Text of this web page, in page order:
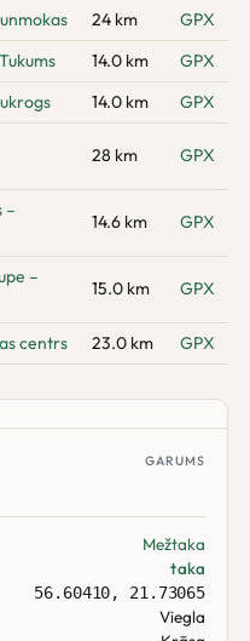
24 km
GPX
14.0 km
GPX
14.0 km
GPX
28 km GPX
–
14.6 km GPX
–
15.0 km GPX
centrs 23.0 km GPX
GARUMS
Mežtaka
taka
56.60410, 21.73065
Viegla